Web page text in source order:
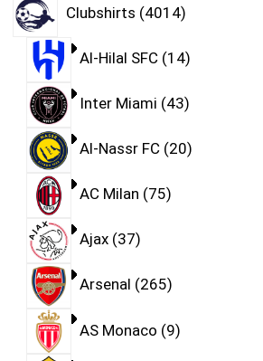
Clubshirts 4014
Al-Hilal SFC 14
Inter Miami 43
Al-Nassr FC 20
AC Milan 75
Ajax 37
Arsenal 265
AS Monaco 9